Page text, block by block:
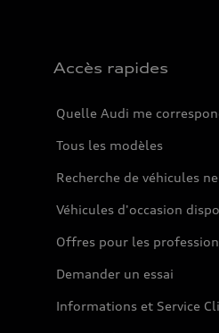
Accès rapides
Quelle Audi me
Tous les modèles
Recherche de véhicules
Véhicules d'occasion
Offres pour les
Demander un essai
Informations et Service